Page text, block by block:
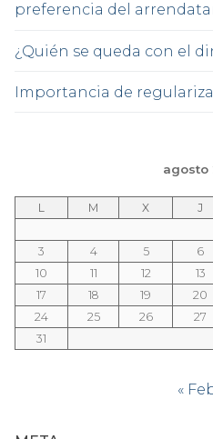
preferencia del
¿Quién se queda con el
Importancia de
agosto
L M X J
3
4 5 6
10
11 12 13
17
18 19 20
24
25 26 27
31
«